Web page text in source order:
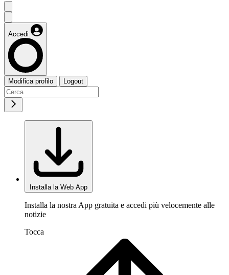
Accedi
Modifica profilo Logout
Installa la Web App
Installa la nostra App gratuita e accedi più velocemente alle
notizie
Tocca